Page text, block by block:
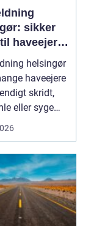
sikker
haveejere
helsingør
haveejere
skridt,
eller syge